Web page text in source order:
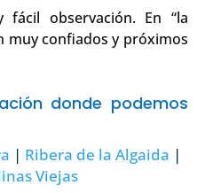
observación. En “la
muy confiados y próximos
donde podemos
| Ribera de la Algaida |
Viejas